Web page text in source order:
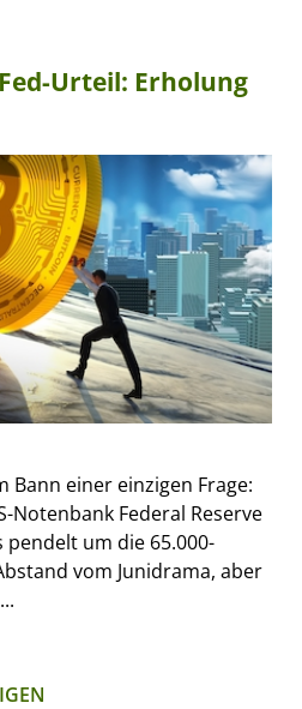
Urteil: Erholung
einer einzigen Frage:
Notenbank Federal Reserve
pendelt um die 65.000-
vom Junidrama, aber